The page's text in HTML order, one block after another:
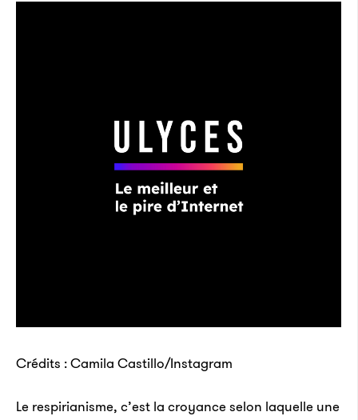
Crédits : Camila Castillo/Instagram
Le respirianisme, c’est la croyance selon laquelle une